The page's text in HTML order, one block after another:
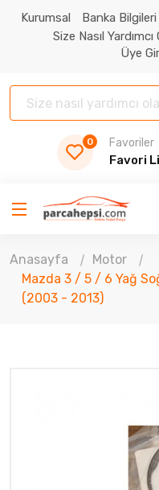
Kurumsal Banka Bilgileri
Size Nasıl
Üye
0 Favoriler
Favori
Anasayfa
Motor
Mazda 3 / 5 / 6 Yağ
(2003 - 2013)